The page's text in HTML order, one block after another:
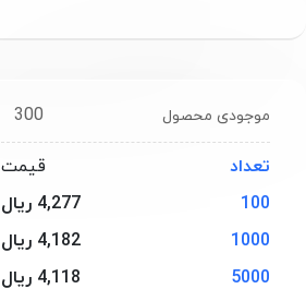
300 موجودی محصول
تعداد
قیمت
100
4,277 ریال
1000
4,182 ریال
5000
4,118 ریال